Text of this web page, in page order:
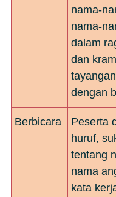
nama-
nama-
dalam
dan
dengan
Berbicara
Peserta
huruf,
tentang
nama
kata